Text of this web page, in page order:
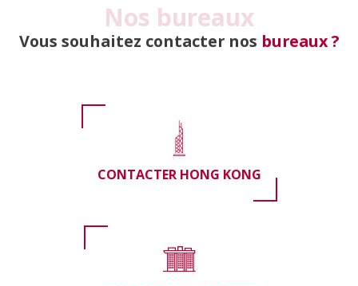
Nos bureaux
Vous souhaitez contacter nos bureaux ?
CONTACTER HONG KONG